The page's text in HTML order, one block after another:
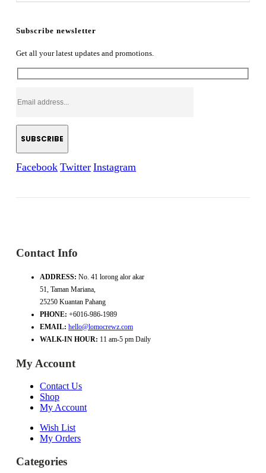
Subscribe newsletter
Get all your latest updates and promotions.
Facebook Twitter Instagram
Contact Info
ADDRESS: No. 41 lorong alor akar
51, Taman Mariana,
25250 Kuantan Pahang
PHONE: +6016-986-1989
EMAIL: hello@lomocrewz.com
WALK-IN HOUR: 11 am-5 pm Daily
My Account
Contact Us
Shop
My Account
Wish List
My Orders
Categories